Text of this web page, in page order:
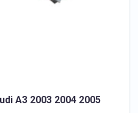
A3 2003 2004 2005